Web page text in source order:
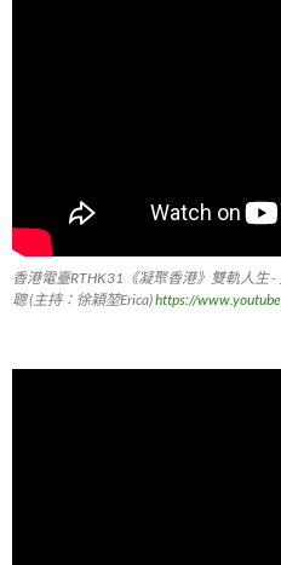
香港電臺RTHK31《凝聚香港》雙軌人生
聰 (主持：徐穎堃Erica)https://